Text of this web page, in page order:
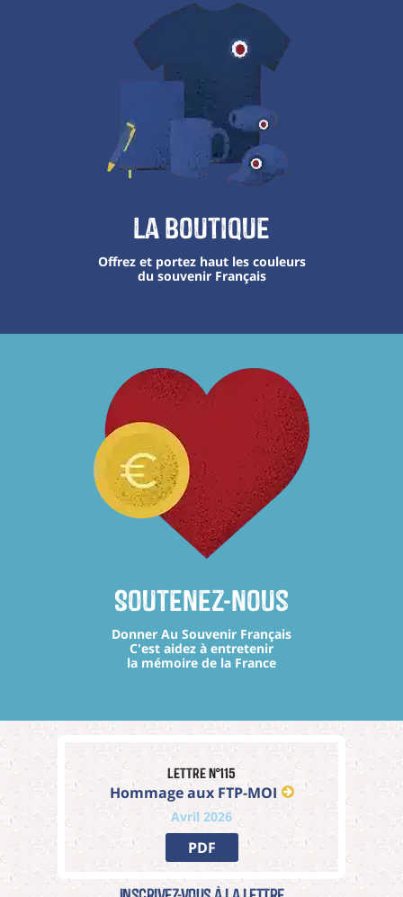
La boutique
Offrez et portez haut les couleurs
du souvenir Français
Soutenez-nous
Donner Au Souvenir Français
C'est aidez à entretenir
la mémoire de la France
Lettre n°115
Hommage aux FTP-MOI
Avril 2026
PDF